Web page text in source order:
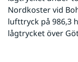
Nordkoster vid
lufttryck på 986,3
lågtrycket över